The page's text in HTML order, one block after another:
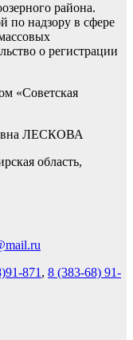
района.
по надзору в сфере
о регистрации
«Советская
ЛЕСКОВА
область,
871 , 8 (383-68) 91-